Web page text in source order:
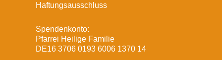
Haftungsausschluss
Spendenkonto:
Pfarrei Heilige Familie
DE16 3706 0193 6006 1370 14